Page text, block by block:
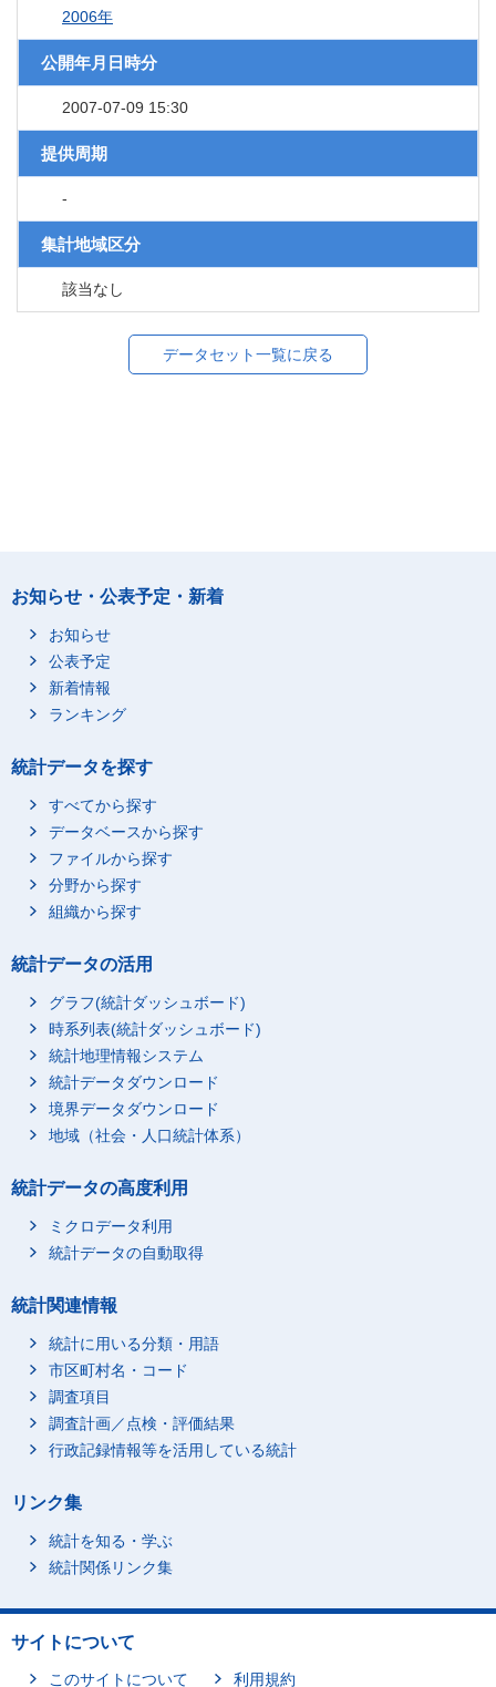
2006年
公開年月日時分
2007-07-09 15:30
提供周期
-
集計地域区分
該当なし
データセット一覧に戻る
お知らせ・公表予定・新着
お知らせ
公表予定
新着情報
ランキング
統計データを探す
すべてから探す
データベースから探す
ファイルから探す
分野から探す
組織から探す
統計データの活用
グラフ(統計ダッシュボード)
時系列表(統計ダッシュボード)
統計地理情報システム
統計データダウンロード
境界データダウンロード
地域（社会・人口統計体系）
統計データの高度利用
ミクロデータ利用
統計データの自動取得
統計関連情報
統計に用いる分類・用語
市区町村名・コード
調査項目
調査計画／点検・評価結果
行政記録情報等を活用している統計
リンク集
統計を知る・学ぶ
統計関係リンク集
サイトについて
このサイトについて 利用規約